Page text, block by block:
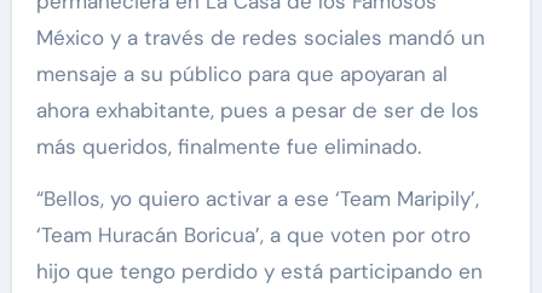
México y a través de redes sociales mandó un
mensaje a su público para que apoyaran al
ahora exhabitante, pues a pesar de ser de los
más queridos, finalmente fue eliminado.
“Bellos, yo quiero activar a ese ‘Team Maripily’,
‘Team Huracán Boricua’, a que voten por otro
hijo que tengo perdido y está participando en